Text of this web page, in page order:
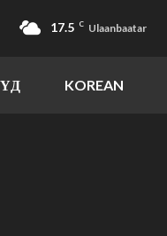
17.5 C Ulaanbaatar
KOREAN